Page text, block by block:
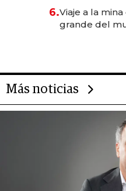
6.Viaje a la
grande del
Más noticias